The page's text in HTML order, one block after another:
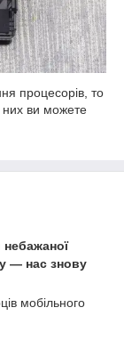
процесорів, то
них ви можете
— нас знову
мобільного